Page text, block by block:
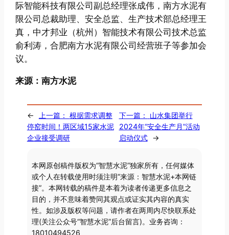
际智能科技有限公司副总经理张成伟，南方水泥有
限公司总裁助理、安全总监、生产技术部总经理王
真，中才邦业（杭州）智能技术有限公司技术总监
俞利涛，合肥南方水泥有限公司经营班子等参加会
议。
来源：南方水泥
← 上一篇： 根据需求调整
停窑时间！两区域15家水泥
企业接受调研
下一篇：
山水集团举行
2024年“安全生产月”活动
启动仪式
→
本网原创稿件版权为“智慧水泥”独家所有，任何媒体
或个人在转载使用时须注明“来源：智慧水泥+本网链
接”。本网转载的稿件是本着为读者传递更多信息之
目的，并不意味着赞同其观点或证实其内容的真实
性。如涉及版权等问题，请作者在两周内尽快联系处
理(关注公众号“智慧水泥”后台留言)。业务咨询：
18010494526